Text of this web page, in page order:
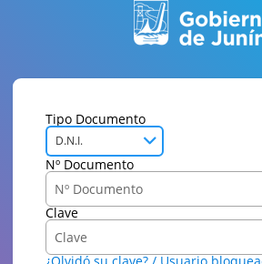
Tipo Documento
D.N.I.
Nº Documento
Clave